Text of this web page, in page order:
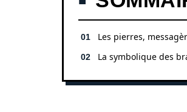
Les pierres,
La symbolique des